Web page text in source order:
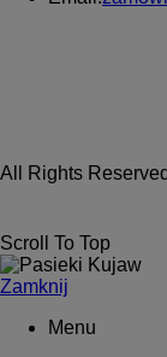
All Rights
Scroll To Top
Zamknij
Menu